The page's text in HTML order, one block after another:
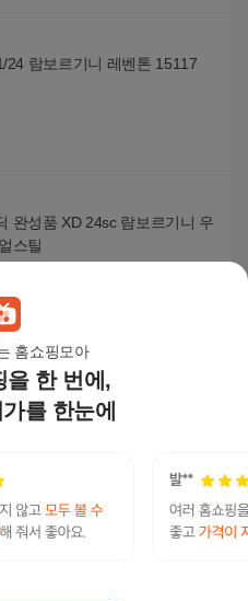
홈쇼핑모아
을 한 번에,
를 한눈에
24 람보르기니 레벤톤 15117
완성품 XD 24sc 람보르기니 우
스틸
킨스 람보르기니 무사엘라고 L
] 아카데미 프라모델 람보르기